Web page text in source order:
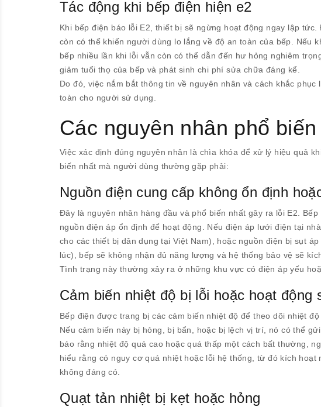
Tác động khi bếp điện hiện e2
Khi bếp điện báo lỗi E2, thiết bị sẽ ngừng hoạt động ngay lập
còn có thể khiến người dùng lo lắng về độ an toàn của bếp. Nếu
bếp nhiều lần khi lỗi vẫn còn có thể dẫn đến hư hỏng nghiêm
giảm tuổi thọ của bếp và phát sinh chi phí sửa chữa đáng kể.
Do đó, việc nắm bắt thông tin về nguyên nhân và cách khắc
toàn cho người sử dụng.
Các nguyên nhân phổ
Việc xác định đúng nguyên nhân là chìa khóa để xử lý hiệu quả
biến nhất mà người dùng thường gặp phải:
Nguồn điện cung cấp không ổn định
Đây là nguyên nhân hàng đầu và phổ biến nhất gây ra lỗi E2.
nguồn điện áp ổn định để hoạt động. Nếu điện áp lưới điện tại
cho các thiết bị dân dụng tại Việt Nam), hoặc nguồn điện bị sụt
lúc), bếp sẽ không nhận đủ năng lượng và hệ thống bảo vệ sẽ
Tình trạng này thường xảy ra ở những khu vực có điện áp yếu
Cảm biến nhiệt độ bị lỗi hoặc hoạt động
Bếp điện được trang bị các cảm biến nhiệt độ để theo dõi nhiệt
Nếu cảm biến này bị hỏng, bị bẩn, hoặc bị lệch vị trí, nó có thể
báo rằng nhiệt độ quá cao hoặc quá thấp một cách bất thường,
hiểu rằng có nguy cơ quá nhiệt hoặc lỗi hệ thống, từ đó kích
không đáng có.
Quạt tản nhiệt bị kẹt hoặc hỏng